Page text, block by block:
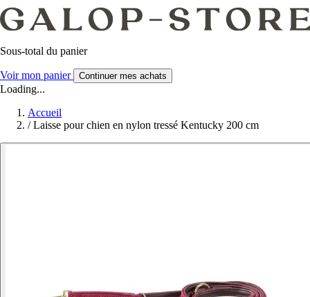
Sous-total du panier
Voir mon panier Continuer mes achats
Loading...
Accueil
/ Laisse pour chien en nylon tressé Kentucky 200 cm